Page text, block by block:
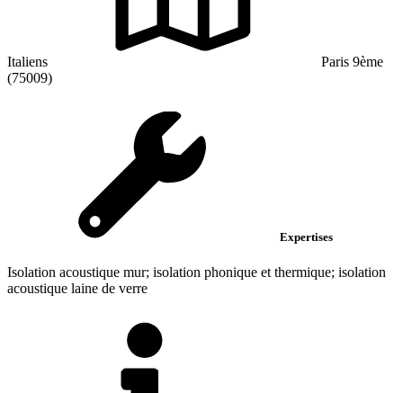
Italiens
Paris 9ème
(75009)
Expertises
Isolation acoustique mur; isolation phonique et thermique; isolation
acoustique laine de verre